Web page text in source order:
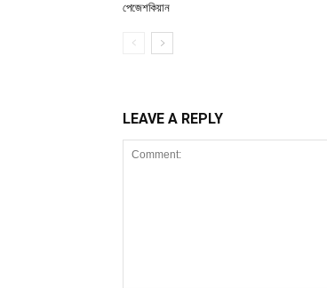
পেজেশকিয়ান
LEAVE A REPLY